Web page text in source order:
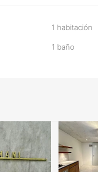
1 habitación
1 baño